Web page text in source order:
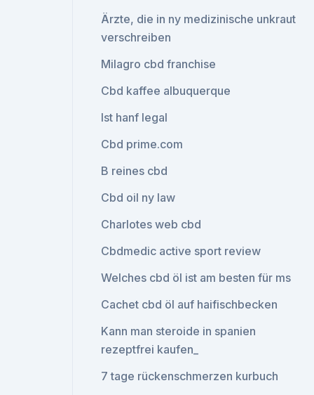
Ärzte, die in ny medizinische unkraut
verschreiben
Milagro cbd franchise
Cbd kaffee albuquerque
Ist hanf legal
Cbd prime.com
B reines cbd
Cbd oil ny law
Charlotes web cbd
Cbdmedic active sport review
Welches cbd öl ist am besten für ms
Cachet cbd öl auf haifischbecken
Kann man steroide in spanien
rezeptfrei kaufen_
7 tage rückenschmerzen kurbuch